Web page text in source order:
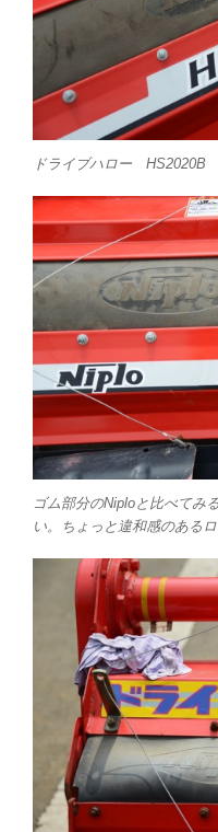
ドライブハロー HS2020B
ゴム部分のNiploと比べてみ
い。ちょっと違和感のある